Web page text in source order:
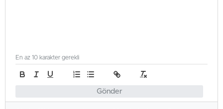
Gönder
En az 10 karakter gerekli